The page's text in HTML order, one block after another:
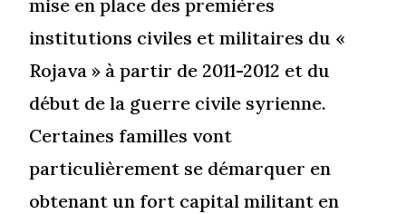
mise en place des premières
institutions civiles et militaires du «
Rojava » à partir de 2011-2012 et du
début de la guerre civile syrienne.
Certaines familles vont
particulièrement se démarquer en
obtenant un fort capital militant en